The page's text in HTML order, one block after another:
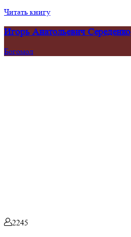
Читать книгу
Игорь Анатольевич Середенко
Богомол
2245